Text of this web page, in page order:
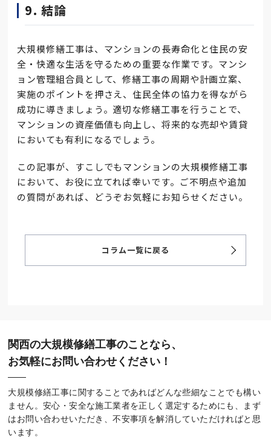
9. 結論
大規模修繕工事は、マンションの長寿命化と住民の安
全・快適な生活を守るための重要な作業です。マンシ
ョン管理組合員として、修繕工事の周期や計画立案、
実施のポイントを押さえ、住民全体の協力を得ながら
成功に導きましょう。適切な修繕工事を行うことで、
マンションの資産価値も向上し、将来的な売却や賃貸
においても有利になるでしょう。
この記事が、すこしでもマンションの大規模修繕工事
において、お役に立てれば幸いです。ご不明点や追加
の質問があれば、どうぞお気軽にお知らせください。
コラム一覧に戻る
関西の大規模修繕工事のことなら、
お気軽にお問い合わせください！
大規模修繕工事に関することであればどんな些細なことでも構い
ません。安心・安全な施工業者を正しく選定するためにも、まず
はお問い合わせいただき、不安事項を解消していただければと思
います。